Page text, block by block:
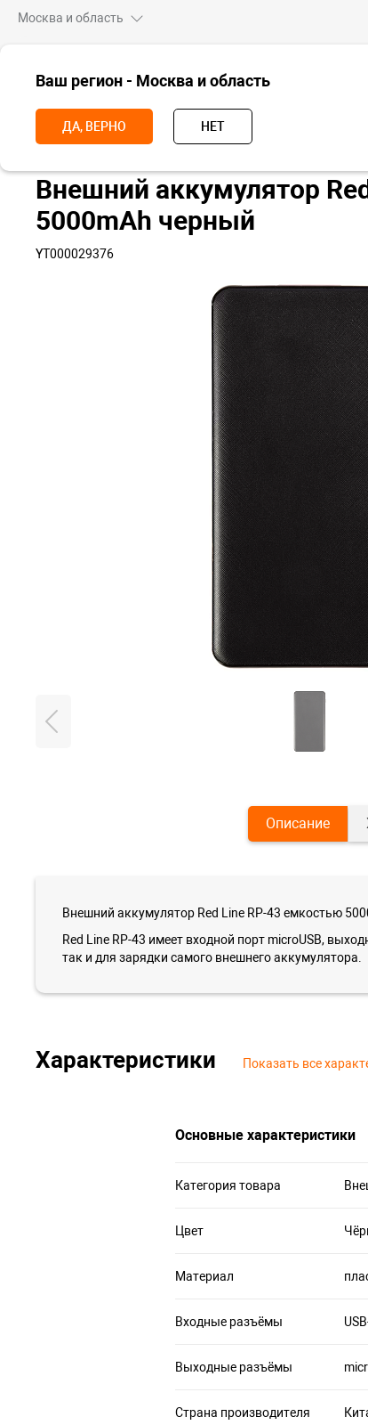
Москва и область
Ваш регион - Москва и область
ДА, ВЕРНО НЕТ
Главная Аксессуары Зарядки и питание
Внешний аккумулятор
5000mAh черный
YT000029376
Описание
Внешний аккумулятор Red Line RP-43 емкостью
Red Line RP-43 имеет входной порт microUSB,
так и для зарядки самого внешнего аккумулятора.
Характеристики Показать все
Основные характеристики
Категория товара
Цвет
Материал
Входные разъёмы
Выходные разъёмы
Страна производителя